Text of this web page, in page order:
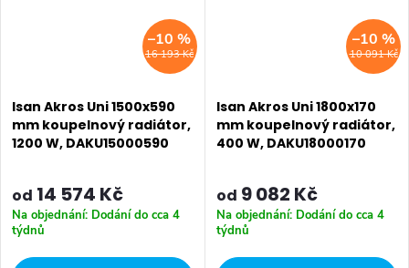
16 193 Kč
–10 %
Isan Akros Uni 1500x590
mm koupelnový radiátor,
1200 W, DAKU15000590
od 14 574 Kč
Na objednání: Dodání do cca 4
týdnů
10 091 Kč
–10 %
Isan Akros Uni 1800x170
mm koupelnový radiátor,
400 W, DAKU18000170
od 9 082 Kč
Na objednání: Dodání do cca 4
týdnů